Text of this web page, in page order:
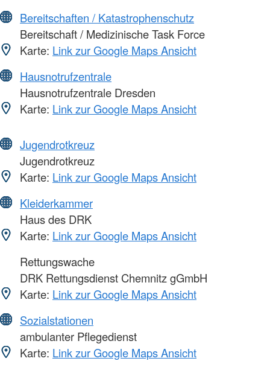
Bereitschaften / Katastrophenschutz
Bereitschaft / Medizinische Task Force
Karte: Link zur Google Maps Ansicht
Hausnotrufzentrale
Hausnotrufzentrale Dresden
Karte: Link zur Google Maps Ansicht
Jugendrotkreuz
Jugendrotkreuz
Karte: Link zur Google Maps Ansicht
Kleiderkammer
Haus des DRK
Karte: Link zur Google Maps Ansicht
Rettungswache
DRK Rettungsdienst Chemnitz gGmbH
Karte: Link zur Google Maps Ansicht
Sozialstationen
ambulanter Pflegedienst
Karte: Link zur Google Maps Ansicht